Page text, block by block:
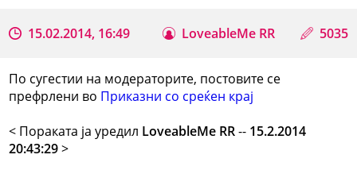
15.02.2014, 16:49 LoveableMe RR 5035
По сугестии на модераторите, постовите се
префрлени во Приказни со среќен крај
< Поракaта ја уредил LoveableMe RR-- 15.2.2014
20:43:29>